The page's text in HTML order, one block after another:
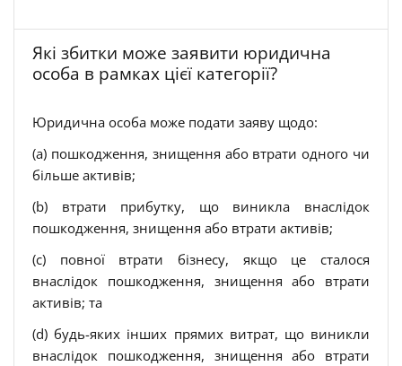
Які збитки може заявити юридична
особа в рамках цієї категорії?
Юридична особа може подати заяву щодо:
(a) пошкодження, знищення або втрати одного чи
більше активів;
(b) втрати прибутку, що виникла внаслідок
пошкодження, знищення або втрати активів;
(c) повної втрати бізнесу, якщо це сталося
внаслідок пошкодження, знищення або втрати
активів; та
(d) будь-яких інших прямих витрат, що виникли
внаслідок пошкодження, знищення або втрати